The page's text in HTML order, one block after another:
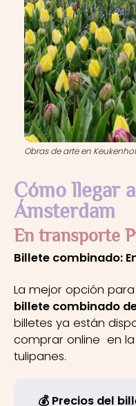
Obras de arte en Keukenhof
Cómo llegar
Ámsterdam
En transporte
Billete combinado:
La mejor opción
billete combinado
billetes ya están
comprar online en
tulipanes.
💰 Precios del